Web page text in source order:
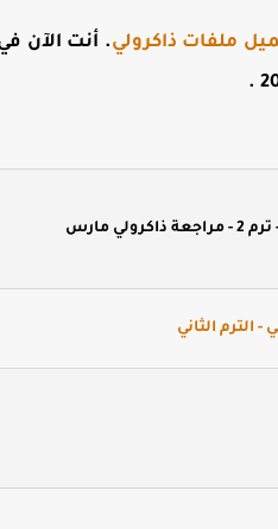
ملفات ذاكرولي. أنت الآن
.
- الترم الثاني